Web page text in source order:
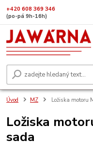
+420 608 369 346
(po-pá 9h-16h)
Úvod MZ Ložiska motoru
Ložiska
sada